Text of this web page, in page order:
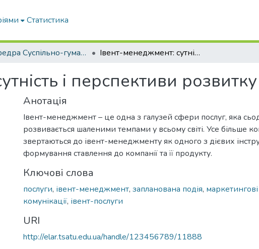
Статистика
кафедра Суспільно-гуманітарні науки Івент-менеджмент: сутність і перспективи розвитку в Україні
і перспективи розвитку
Анотація
Івент-менеджмент – це одна з галузей сфери послуг, яка
розвивається шаленими темпами у всьому світі. Усе більше
звертаються до івент-менеджменту як одного з дієвих
формування ставлення до компанії та її продукту.
Ключові слова
послуги, івент-менеджмент, запланована подія, маркетингові
комунікації, івент-послуги
URI
http://elar.tsatu.edu.ua/handle/123456789/11888